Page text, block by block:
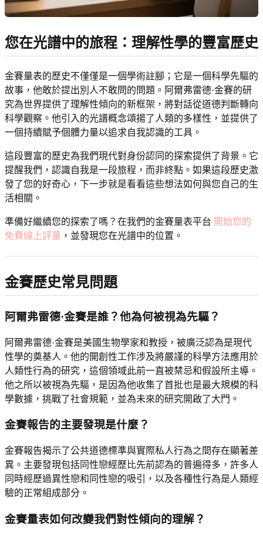
您在光譜中的旅程：理解性學的豐富歷史
金賽量表的歷史不僅僅是一個學術註腳；它是一個科學先驅的
故事，他敢於提出別人不敢問的問題。阿爾弗雷德·金賽的研
究為世界提供了理解性傾向的新框架，將對話從道德判斷轉向
科學觀察。他引入的光譜概念頌揚了人類的多樣性，並提供了
一個持續賦予個體力量以追求自我認識的工具。
這段豐富的歷史為我們現代對身份認同的探索提供了背景。它
提醒我們，認識自我是一段旅程，而非終點。如果這段歷史激
發了您的好奇心，下一步就是看看這些想法如何與您自己的生
活相關。
準備好繼續您的探索了嗎？在我們的金賽量表平台 開始您的
免費線上評量 ，並發現您在光譜中的位置。
金賽歷史常見問題
阿爾弗雷德·金賽是誰？他為何被視為先驅？
阿爾弗雷德·金賽是美國生物學家和教授，被廣泛認為是現代
性學的奠基人。他的開創性工作涉及將嚴謹的科學方法應用於
人類性行為的研究，這個領域此前一直被禁忌和假設所主導。
他之所以被視為先驅，是因為他收集了首批也是最大規模的科
學數據，挑戰了社會規範，並為未來的研究開啟了大門。
金賽報告的主要發現是什麼？
金賽報告揭示了公共道德標準與實際私人行為之間存在顯著差
異。主要發現包括同性戀經歷比先前認為的普遍得多，許多人
同時經歷過異性戀和同性戀的吸引，以及各種性行為是人類經
驗的正常組成部分。
金賽量表如何改變我們對性傾向的理解？